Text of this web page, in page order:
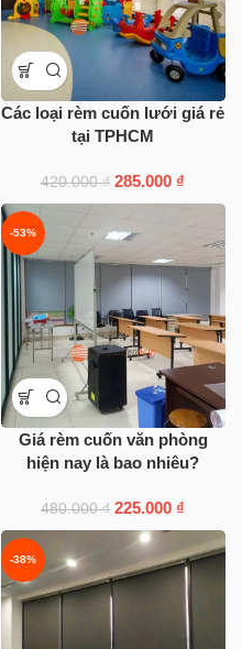
Các loại rèm cuốn lưới giá rẻ
tại TPHCM
420.000₫ 285.000 ₫
-53%
Giá rèm cuốn văn phòng
hiện nay là bao nhiêu?
480.000₫ 225.000 ₫
-38%